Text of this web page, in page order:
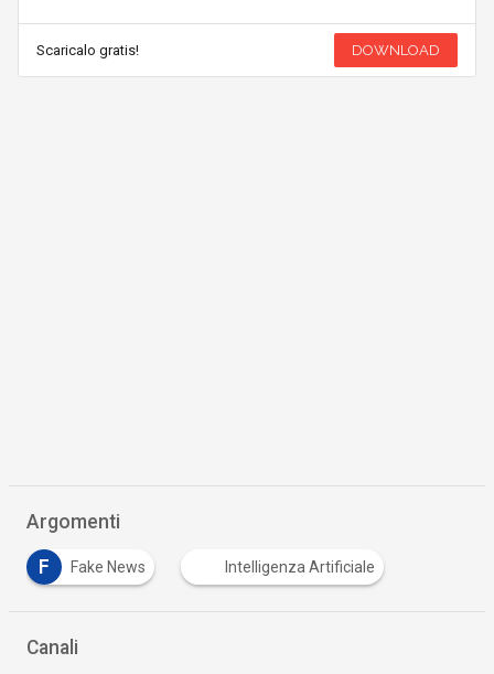
Scaricalo gratis! DOWNLOAD
Argomenti
F Fake News Intelligenza Artificiale
Canali